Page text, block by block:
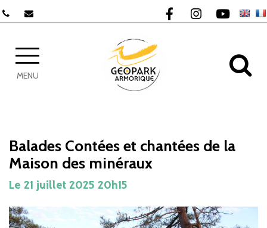
Lien vers le compte
Lien vers le
Lien vers
MENU
Balades Contées et chantées de la
Maison des minéraux
Le 21 juillet 2025 20h15